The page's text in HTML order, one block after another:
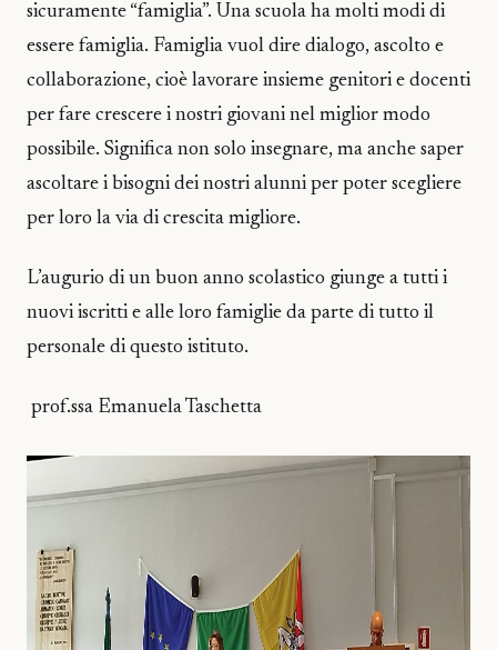
sicuramente “famiglia”. Una scuola ha molti modi di
essere famiglia. Famiglia vuol dire dialogo, ascolto e
collaborazione, cioè lavorare insieme genitori e docenti
per fare crescere i nostri giovani nel miglior modo
possibile. Significa non solo insegnare, ma anche saper
ascoltare i bisogni dei nostri alunni per poter scegliere
per loro la via di crescita migliore.
L’augurio di un buon anno scolastico giunge a tutti i
nuovi iscritti e alle loro famiglie da parte di tutto il
personale di questo istituto.
prof.ssa Emanuela Taschetta